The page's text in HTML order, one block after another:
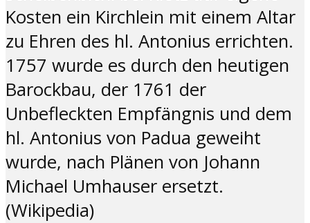
Kosten ein Kirchlein mit einem Altar
zu Ehren des hl. Antonius errichten.
1757 wurde es durch den heutigen
Barockbau, der 1761 der
Unbefleckten Empfängnis und dem
hl. Antonius von Padua geweiht
wurde, nach Plänen von Johann
Michael Umhauser ersetzt.
(Wikipedia)